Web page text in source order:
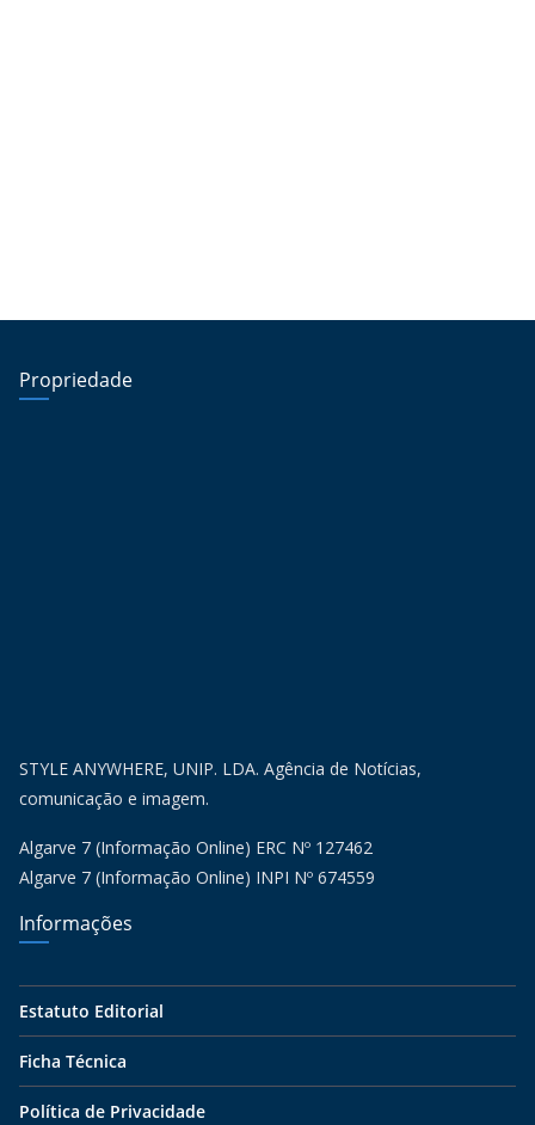
Propriedade
STYLE ANYWHERE, UNIP. LDA. Agência de Notícias,
comunicação e imagem.
Algarve 7 (Informação Online) ERC Nº 127462
Algarve 7 (Informação Online) INPI Nº 674559
Informações
Estatuto Editorial
Ficha Técnica
Política de Privacidade